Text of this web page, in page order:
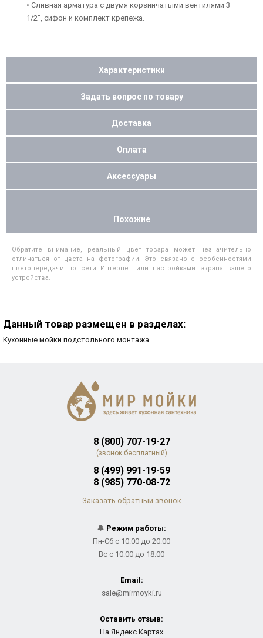
• Сливная арматура с двумя корзинчатыми вентилями 3
1/2", сифон и комплект крепежа.
Характеристики
Задать вопрос по товару
Доставка
Оплата
Аксессуары
Похожие
Обратите внимание, реальный цвет товара может незначительно
отличаться от цвета на фотографии. Это связано с особенностями
цветопередачи по сети Интернет или настройками экрана вашего
устройства.
Данный товар размещен в разделах:
Кухонные мойки подстольного монтажа
8 (800) 707-19-27
(звонок бесплатный)
8 (499) 991-19-59
8 (985) 770-08-72
Заказать обратный звонок
🔔 Режим работы:
Пн-Сб с 10:00 до 20:00
Вс с 10:00 до 18:00
Email:
sale@mirmoyki.ru
Оставить отзыв:
На Яндекс.Картах